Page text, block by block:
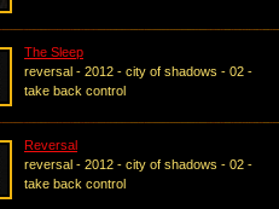
The Sleep
reversal - 2012 - city of shadows - 02 -
take back control
Reversal
reversal - 2012 - city of shadows - 02 -
take back control